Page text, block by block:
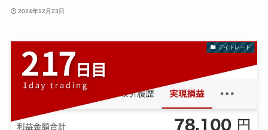
2024年12月23日
デイトレード